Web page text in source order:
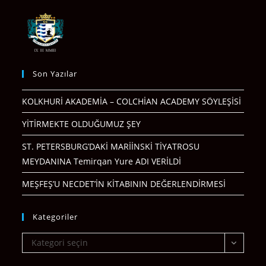
Son Yazılar
KOLKHURİ AKADEMİA – COLCHİAN ACADEMY SÖYLEŞİSİ
YİTİRMEKTE OLDUĞUMUZ ŞEY
ST. PETERSBURG’DAKİ MARİİNSKİ TİYATROSU
MEYDANINA Temirqan Yure ADI VERİLDİ
MEŞFEŞ’U NECDET’İN KİTABININ DEĞERLENDİRMESİ
Kategoriler
Kategoriler
Kategori seçin